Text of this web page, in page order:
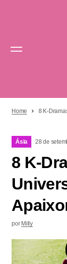
Home 8 K-
Ásia 28 de
8 K-
por Milly